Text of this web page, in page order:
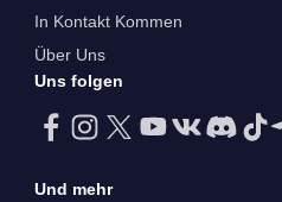
In Kontakt Kommen
Über Uns
Uns folgen
Und mehr